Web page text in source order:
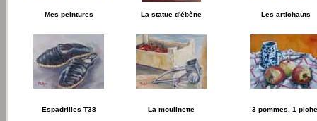
Mes peintures La statue d'ébène Les artichauts
Espadrilles T38 La moulinette 3 pommes, 1